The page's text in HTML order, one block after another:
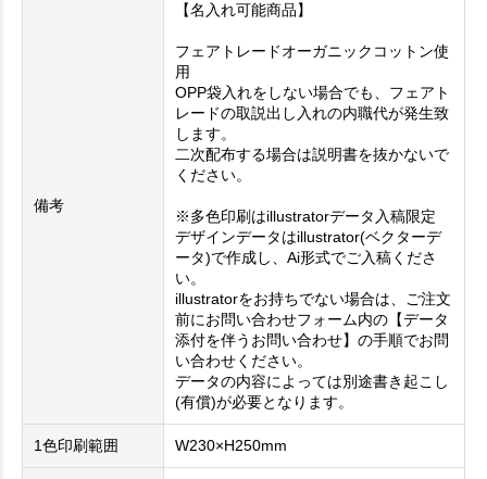
備考
【名入れ可能商品】
フェアトレードオーガニックコットン使
用
OPP袋入れをしない場合でも、フェアト
レードの取説出し入れの内職代が発生致
します。
二次配布する場合は説明書を抜かないで
ください。
※多色印刷はillustratorデータ入稿限定
デザインデータはillustrator(ベクターデ
ータ)で作成し、Ai形式でご入稿くださ
い。
illustratorをお持ちでない場合は、ご注文
前にお問い合わせフォーム内の【データ
添付を伴うお問い合わせ】の手順でお問
い合わせください。
データの内容によっては別途書き起こし
(有償)が必要となります。
1色印刷範囲 W230×H250mm